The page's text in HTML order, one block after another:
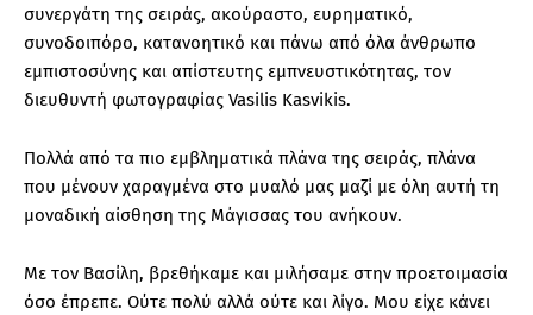
συνεργάτη της σειράς, ακούραστο, ευρηματικό,
συνοδοιπόρο, κατανοητικό και πάνω από όλα άνθρωπο
εμπιστοσύνης και απίστευτης εμπνευστικότητας, τον
διευθυντή φωτογραφίας Vasilis Kasvikis.
Πολλά από τα πιο εμβληματικά πλάνα της σειράς, πλάνα
που μένουν χαραγμένα στο μυαλό μας μαζί με όλη αυτή τη
μοναδική αίσθηση της Μάγισσας του ανήκουν.
Με τον Βασίλη, βρεθήκαμε και μιλήσαμε στην προετοιμασία
όσο έπρεπε. Ούτε πολύ αλλά ούτε και λίγο. Μου είχε κάνει